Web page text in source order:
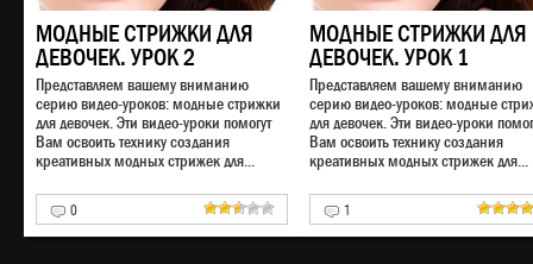
МОДНЫЕ СТРИЖКИ ДЛЯ
ДЕВОЧЕК. УРОК 2
Представляем вашему вниманию
серию видео-уроков: модные стрижки
для девочек. Эти видео-уроки помогут
Вам освоить технику создания
креативных модных стрижек для...
0
МОДНЫЕ СТРИЖКИ ДЛЯ
ДЕВОЧЕК. УРОК 1
Представляем вашему вниманию
серию видео-уроков: модные
для девочек. Эти видео-уроки
Вам освоить технику создания
креативных модных стрижек для...
1